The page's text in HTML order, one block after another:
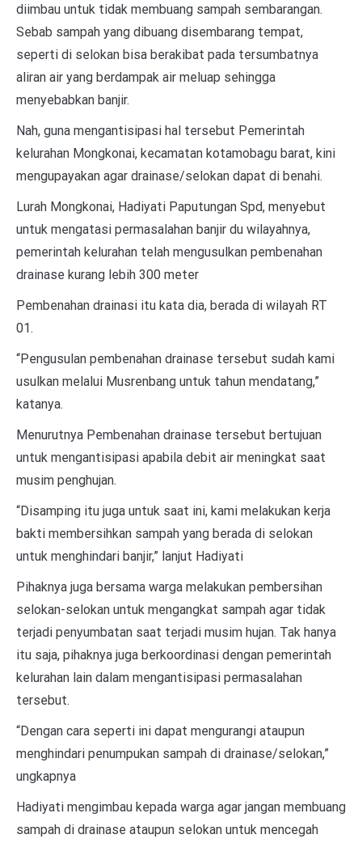
diimbau untuk tidak membuang sampah sembarangan.
Sebab sampah yang dibuang disembarang tempat,
seperti di selokan bisa berakibat pada tersumbatnya
aliran air yang berdampak air meluap sehingga
menyebabkan banjir.
Nah, guna mengantisipasi hal tersebut Pemerintah
kelurahan Mongkonai, kecamatan kotamobagu barat, kini
mengupayakan agar drainase/selokan dapat di benahi.
Lurah Mongkonai, Hadiyati Paputungan Spd, menyebut
untuk mengatasi permasalahan banjir du wilayahnya,
pemerintah kelurahan telah mengusulkan pembenahan
drainase kurang lebih 300 meter
Pembenahan drainasi itu kata dia, berada di wilayah RT
01.
“Pengusulan pembenahan drainase tersebut sudah kami
usulkan melalui Musrenbang untuk tahun mendatang,”
katanya.
Menurutnya Pembenahan drainase tersebut bertujuan
untuk mengantisipasi apabila debit air meningkat saat
musim penghujan.
“Disamping itu juga untuk saat ini, kami melakukan kerja
bakti membersihkan sampah yang berada di selokan
untuk menghindari banjir,” lanjut Hadiyati
Pihaknya juga bersama warga melakukan pembersihan
selokan-selokan untuk mengangkat sampah agar tidak
terjadi penyumbatan saat terjadi musim hujan. Tak hanya
itu saja, pihaknya juga berkoordinasi dengan pemerintah
kelurahan lain dalam mengantisipasi permasalahan
tersebut.
“Dengan cara seperti ini dapat mengurangi ataupun
menghindari penumpukan sampah di drainase/selokan,”
ungkapnya
Hadiyati mengimbau kepada warga agar jangan membuang
sampah di drainase ataupun selokan untuk mencegah